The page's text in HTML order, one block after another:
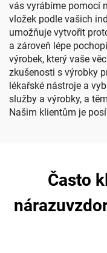
vás vyrábíme pomocí
vložek podle vašich
umožňuje vytvořit
a zároveň lépe
výrobek, který vaše
zkušenosti s výrobky
lékařské nástroje a
služby a výrobky, a
Našim klientům je
Často